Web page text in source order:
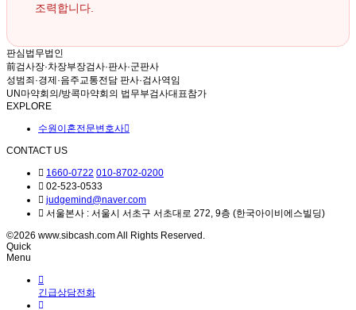
조력합니다.
판심법무법인
前검사장·차장부장검사·판사·군판사
성범죄·경제·음주교통전담 판사·검사역임
UN마약회의/방콕마약회의 법무부검사대표참가
EXPLORE
수원이혼전문변호사
CONTACT US
1660-0722 010-8702-0200
02-523-0533
judgemind@naver.com
서울본사 : 서울시 서초구 서초대로 272, 9층 (한국아이비에스빌딩)
©2026 www.sibcash.com All Rights Reserved.
Quick
Menu
긴급상담전화